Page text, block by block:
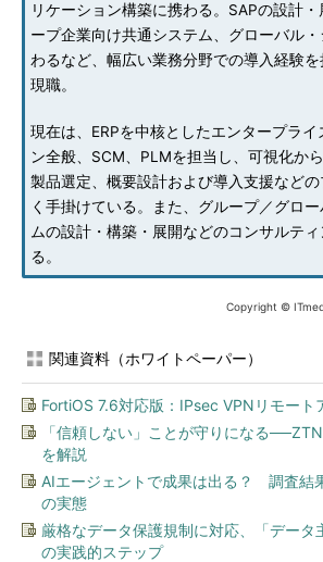
リケーション構築に携わる。SAPの設計
ープ企業向け共通システム、グローバル
わるなど、幅広い業務分野での導入経験
現職。
現在は、ERPを中核としたエンタープライ
ン全般、SCM、PLMを担当し、可視化か
製品選定、概要設計および導入支援など
く手掛けている。また、グループ／グロ
ムの設計・構築・展開などのコンサルテ
る。
Copyright ©
関連資料（ホワイトペーパー）
FortiOS 7.6対応版：IPsec VPNリモート
「信頼しない」ことが守りになる
を解説
AIエージェントで成果は出る？ 調査結
の実態
厳格なデータ保護規制に対応、「データ
の実践的ステップ